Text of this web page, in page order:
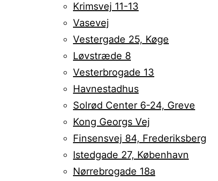
Krimsvej 11-13
Vasevej
Vestergade 25, Køge
Løvstræde 8
Vesterbrogade 13
Havnestadhus
Solrød Center 6-24, Greve
Kong Georgs Vej
Finsensvej 84, Frederiksberg
Istedgade 27, København
Nørrebrogade 18a